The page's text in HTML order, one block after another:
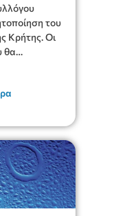
του
Κρήτης. Οι
θα
κών
Σπίτι”